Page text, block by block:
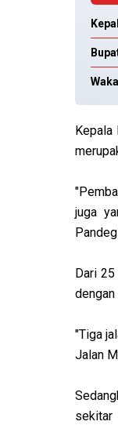
juga
Dari
"Tiga
Jalan
sekitar